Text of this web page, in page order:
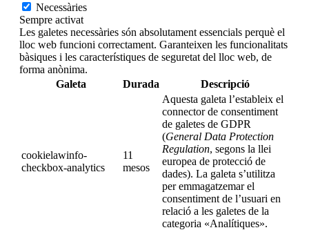
Necessàries
Sempre activat
Les galetes necessàries són absolutament essencials perquè el
lloc web funcioni correctament. Garanteixen les funcionalitats
bàsiques i les característiques de seguretat del lloc web, de
forma anònima.
Galeta
Durada Descripció
cookielawinfo-
checkbox-analytics
11
mesos
Aquesta galeta l’estableix el
connector de consentiment
de galetes de GDPR
(General Data Protection
Regulation, segons la llei
europea de protecció de
dades). La galeta s’utilitza
per emmagatzemar el
consentiment de l’usuari en
relació a les galetes de la
categoria «Analítiques».